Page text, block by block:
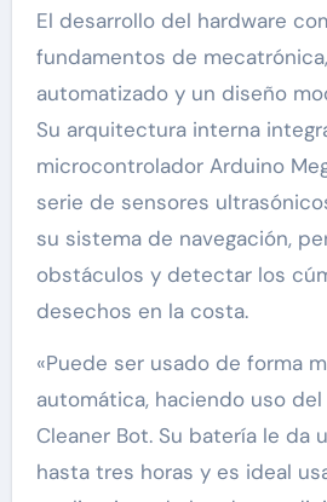
El desarrollo del hardware
fundamentos de
automatizado y un diseño
Su arquitectura interna
microcontrolador Arduino
serie de sensores
su sistema de navegación,
obstáculos y detectar los
desechos en la costa.
«Puede ser usado de forma
automática, haciendo uso
Cleaner Bot. Su batería le da
hasta tres horas y es ideal